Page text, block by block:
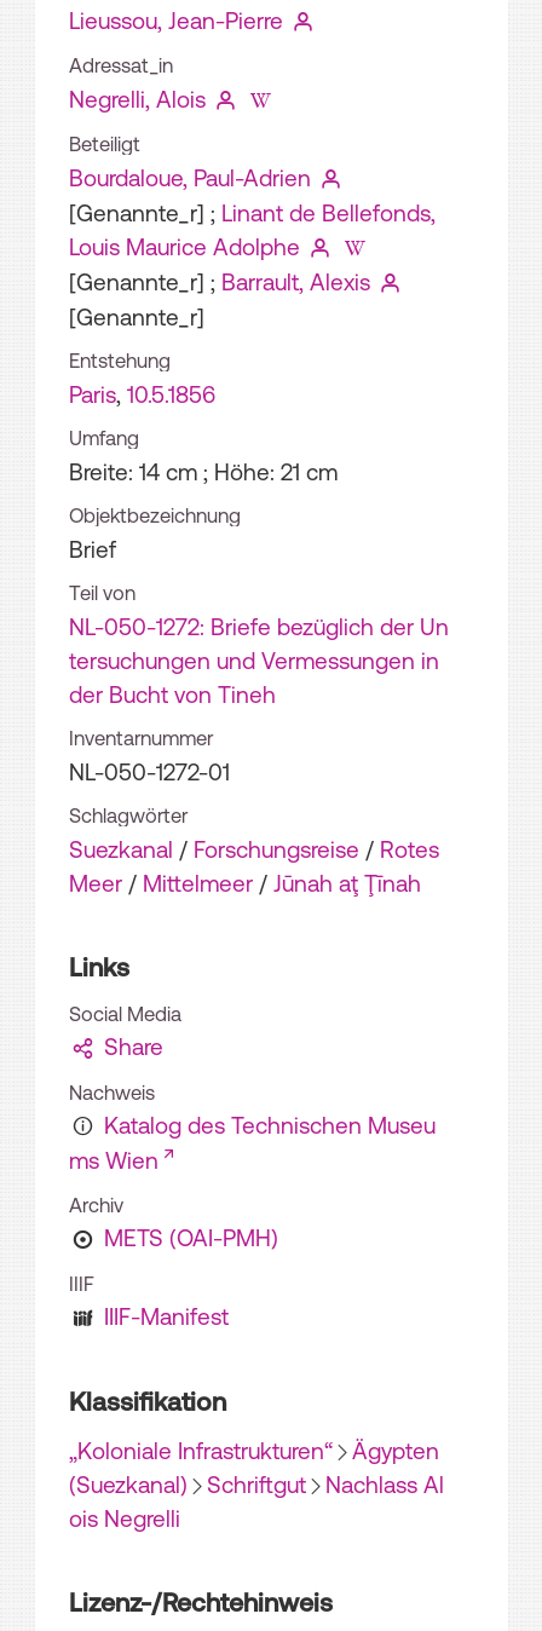
Lieussou, Jean-Pierre
Adressat_in
Negrelli, Alois
Beteiligt
Bourdaloue, Paul-Adrien
[Genannte_r] ; Linant de Bellefonds,
Louis Maurice Adolphe
[Genannte_r] ; Barrault, Alexis
[Genannte_r]
Entstehung
Paris, 10.5.1856
Umfang
Breite: 14 cm ; Höhe: 21 cm
Objektbezeichnung
Brief
Teil von
NL-050-1272: Briefe bezüglich der Un
tersuchungen und Vermessungen in
der Bucht von Tineh
Inventarnummer
NL-050-1272-01
Schlagwörter
Suezkanal / Forschungsreise / Rotes
Meer / Mittelmeer / Jūnah aţ Ţīnah
Links
Social Media
Share
Nachweis
Katalog des Technischen Museu
ms Wien
Archiv
METS (OAI-PMH)
IIIF
IIIF-Manifest
Klassifikation
„Koloniale Infrastrukturen“
Ägypten
(Suezkanal)
Schriftgut
Nachlass Al
ois Negrelli
Lizenz-/Rechtehinweis